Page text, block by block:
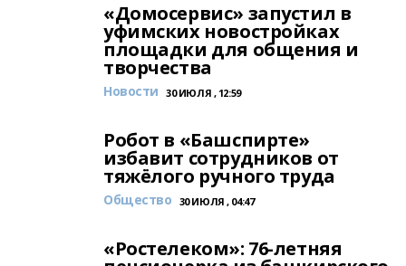
«Домосервис» запустил в
уфимских новостройках
площадки для общения и
творчества
Новости 30 ИЮЛЯ , 12:59
Робот в «Башспирте»
избавит сотрудников от
тяжёлого ручного труда
Общество 30 ИЮЛЯ , 04:47
«Ростелеком»: 76-летняя